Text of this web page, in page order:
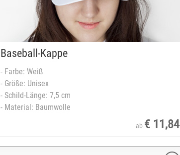
Baseball-Kappe
- Farbe: Weiß
- Größe: Unisex
- Schild-Länge: 7,5 cm
- Material: Baumwolle
ab € 11,84
unterschiedliche Gestaltungsmöglichkeiten
Fototasse mit 1 Bild
- Bedruckbare Fläche quer: max. 7 x 8 cm
- Bedruckbare Fläche hoch: max. 7 x 4,5 cm
Twin-Tassen (2 Tassen mit gleichem Bild)
- Bedruckbare Fläche quer: max. 7 x 8 cm
- Bedruckbare Fläche hoch: max. 7 x 4,5 cm
Fototasse Panorama (wahlweise 2 Bilder)
- Bedruckbare Fläche: Max. 7 x 18 cm